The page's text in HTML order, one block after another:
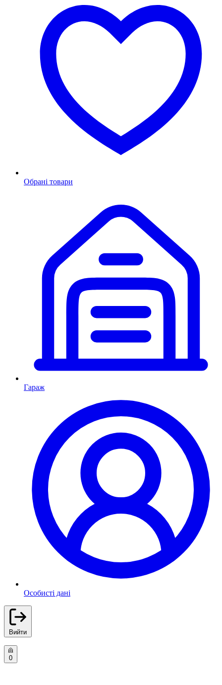
Обрані товари
Гараж
Особисті дані
Вийти
0